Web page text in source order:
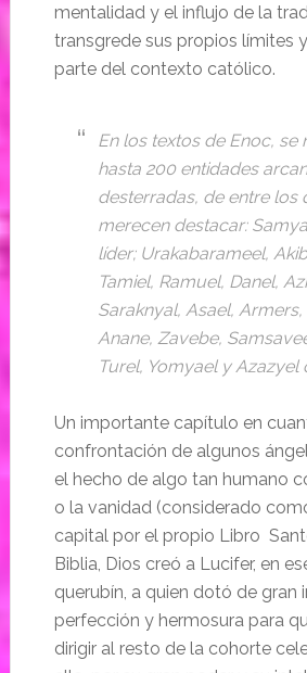
mentalidad y el influjo de la
transgrede sus propios límites
parte del contexto católico.
En los textos de Enoc, se
hasta 200 entidades
desterradas, de entre los
merecen destacar:
líder; Urakabarameel,
Tamiel, Ramuel, Danel,
Saraknyal, Asael, Armers,
Anane, Zavebe,
Turel, Yomyael y Azazyel
Un importante capítulo en
confrontación de algunos
el hecho de algo tan humano
o la vanidad (considerado
capital por el propio Libro
Biblia, Dios creó a Lucifer, en
querubín, a quien dotó de gran
perfección y hermosura para
dirigir al resto de la cohorte